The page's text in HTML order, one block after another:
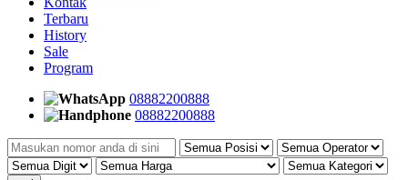
Terbaru
History
Sale
Program
08882200888
08882200888